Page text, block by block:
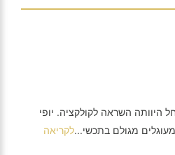
היוותה השראה לקולקציה. יופי
מגולם בתכשי...לקריאה